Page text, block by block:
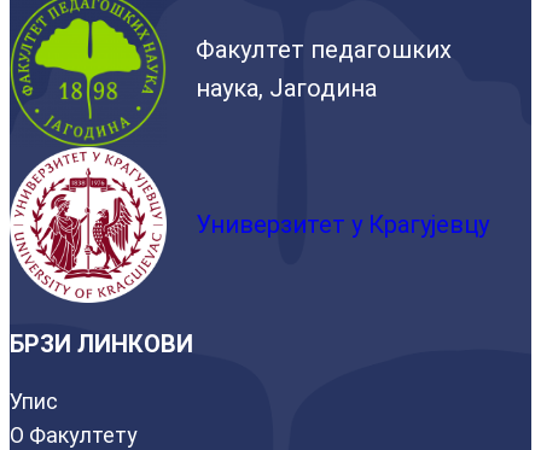
Факултет педагошких
наука, Јагодина
Универзитет у Крагујевцу
БРЗИ ЛИНКОВИ
Упис
О Факултету